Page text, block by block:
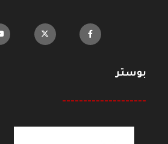
بوستر
--------------------